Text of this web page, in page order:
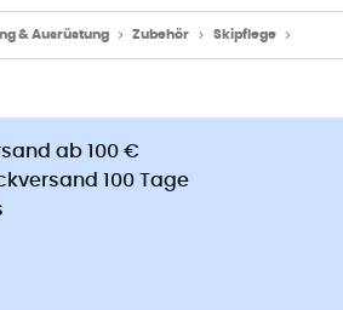
& Ausrüstung Zubehör Skipflege
ab 100 €
100 Tage